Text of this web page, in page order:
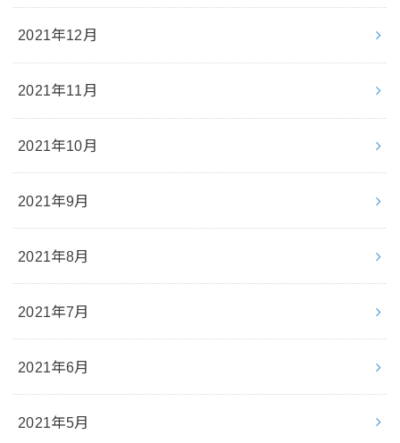
2021年12月
2021年11月
2021年10月
2021年9月
2021年8月
2021年7月
2021年6月
2021年5月